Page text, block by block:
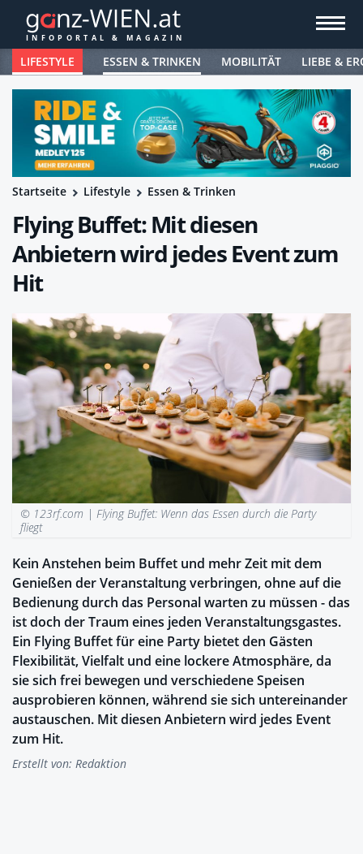
LIFESTYLE ESSEN & TRINKEN MOBILITÄT LIEBE &
Startseite Lifestyle Essen & Trinken
Flying Buffet: Mit diesen
Anbietern wird jedes Event zum
Hit
© 123rf.com |Flying Buffet: Wenn das Essen durch die Party
fliegt
Kein Anstehen beim Buffet und mehr Zeit mit dem
Genießen der Veranstaltung verbringen, ohne auf die
Bedienung durch das Personal warten zu müssen - das
ist doch der Traum eines jeden Veranstaltungsgastes.
Ein Flying Buffet für eine Party bietet den Gästen
Flexibilität, Vielfalt und eine lockere Atmosphäre, da
sie sich frei bewegen und verschiedene Speisen
ausprobieren können, während sie sich untereinander
austauschen. Mit diesen Anbietern wird jedes Event
zum Hit.
Erstellt von: Redaktion